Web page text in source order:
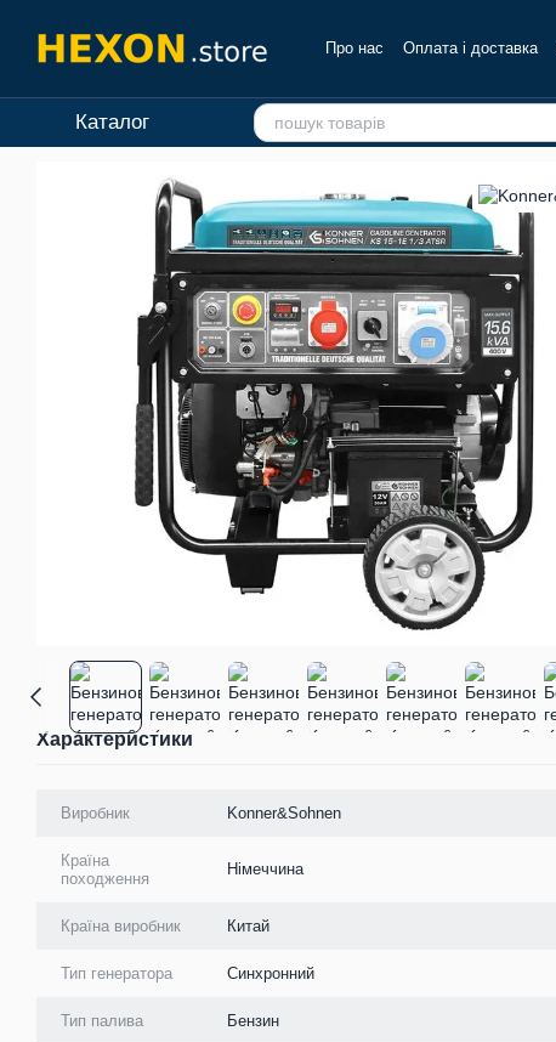
Про нас Оплата і доставка
Каталог
Характеристики
Виробник Konner&Sohnen
Країна
походження
Німеччина
Країна виробник Китай
Тип генератора Синхронний
Тип палива Бензин